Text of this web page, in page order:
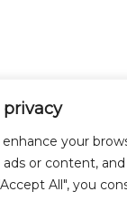
your
or content,
All", you